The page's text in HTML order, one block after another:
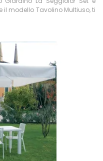
modello Tavolino Multiuso, ti